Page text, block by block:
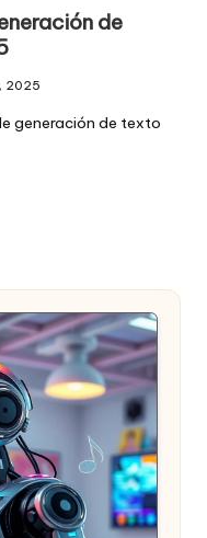
de
2025
generación de texto